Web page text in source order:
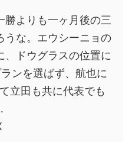
勝よりも一ヶ月後の三
うな。エウシーニョの
、ドウグラスの位置に
ンを選ばず、航也に
立田も共に代表でも